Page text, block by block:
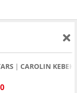
CAROLIN